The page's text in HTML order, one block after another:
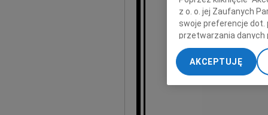
z o. o. jej Zaufanych
swoje preferencje dot.
przetwarzania danych
„Ustawienia
My, nasi Zaufani
dokładnych danych
Przechowywanie
treści, badnie
AKCEPTUJĘ